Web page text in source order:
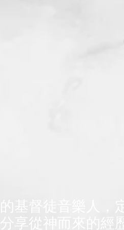
基督徒音樂人，
享從神而來的經